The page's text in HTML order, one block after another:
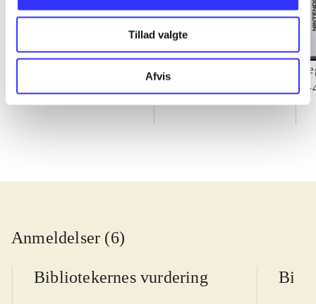
Tillad valgte
AfvisKung fu panda 2
Anmeldelser (6)
Bibliotekernes vurdering